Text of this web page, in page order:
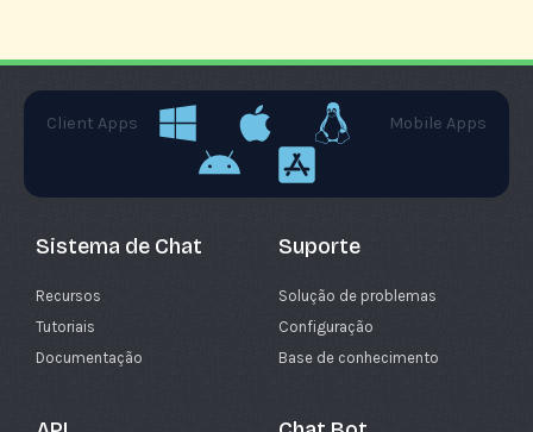
Client Apps Mobile Apps
Sistema de Chat
Recursos
Tutoriais
Documentação
Suporte
Solução de problemas
Configuração
Base de conhecimento